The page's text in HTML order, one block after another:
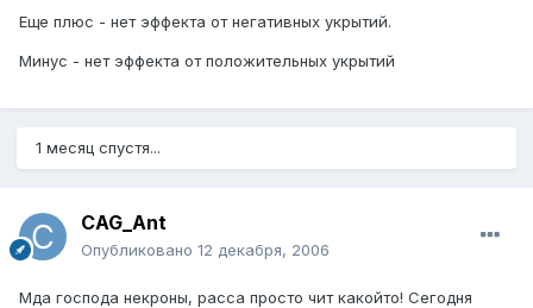
Еще плюс - нет эффекта от негативных укрытий.
Минус - нет эффекта от положительных укрытий
1 месяц спустя...
CAG_Ant
Опубликовано 12 декабря, 2006
Мда господа некроны, расса просто чит какойто! Сегодня